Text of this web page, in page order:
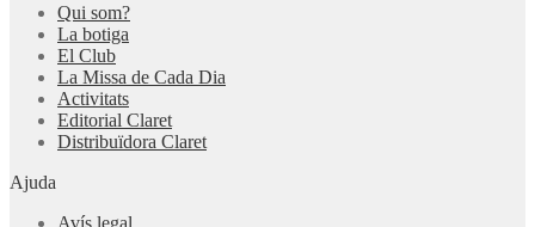
Qui som?
La botiga
El Club
La Missa de Cada Dia
Activitats
Editorial Claret
Distribuïdora Claret
Ajuda
Avís legal